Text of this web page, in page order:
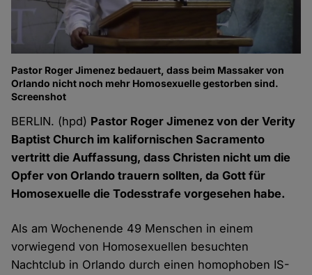
Pastor Roger Jimenez bedauert, dass beim Massaker von
Orlando nicht noch mehr Homosexuelle gestorben sind.
Screenshot
BERLIN. (hpd) Pastor Roger Jimenez von der Verity
Baptist Church im kalifornischen Sacramento
vertritt die Auffassung, dass Christen nicht um die
Opfer von Orlando trauern sollten, da Gott für
Homosexuelle die Todesstrafe vorgesehen habe.
Als am Wochenende 49 Menschen in einem
vorwiegend von Homosexuellen besuchten
Nachtclub in Orlando durch einen homophoben IS-